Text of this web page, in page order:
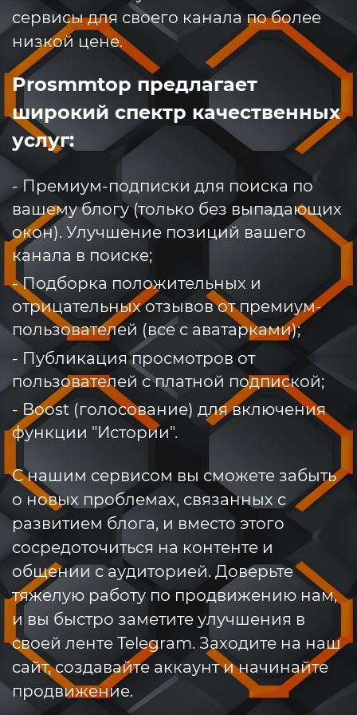
сервисы для своего канала по более
низкой цене.
Prosmmtop предлагает
широкий спектр качественных
услуг:
- Премиум-подписки для поиска по
вашему блогу (только без выпадающих
окон). Улучшение позиций вашего
канала в поиске;
- Подборка положительных и
отрицательных отзывов от премиум-
пользователей (все с аватарками);
- Публикация просмотров от
пользователей с платной подпиской;
- Boost (голосование) для включения
функции "Истории".
С нашим сервисом вы сможете забыть
о новых проблемах, связанных с
развитием блога, и вместо этого
сосредоточиться на контенте и
общении с аудиторией. Доверьте
тяжелую работу по продвижению нам,
и вы быстро заметите улучшения в
своей ленте Telegram. Заходите на наш
сайт, создавайте аккаунт и начинайте
продвижение.